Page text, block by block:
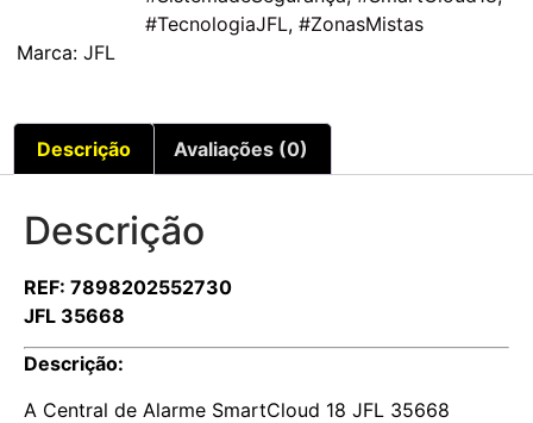
#TecnologiaJFL, #ZonasMistas
Marca: JFL
Descrição Avaliações (0)
Descrição
REF: 7898202552730
JFL 35668
Descrição:
A Central de Alarme SmartCloud 18 JFL 35668